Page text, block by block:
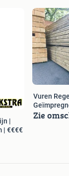
advertenties
|
| €€€€
Vuren
per
Zie